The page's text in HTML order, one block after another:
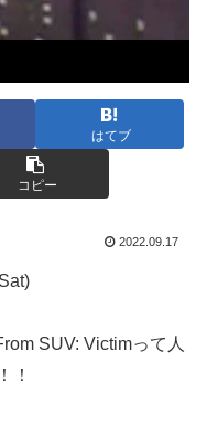
はてブ
コピー
2022.09.17
SUV: Victimって人
！